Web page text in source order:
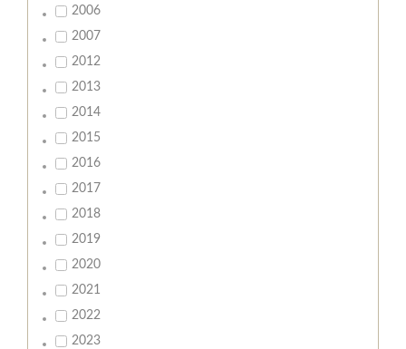
2006
2007
2012
2013
2014
2015
2016
2017
2018
2019
2020
2021
2022
2023